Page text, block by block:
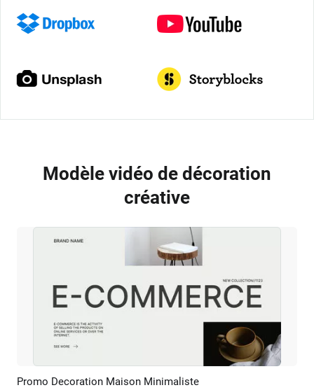
Modèle vidéo de décoration
créative
Aperçu Créer IA
Promo Decoration Maison Minimaliste